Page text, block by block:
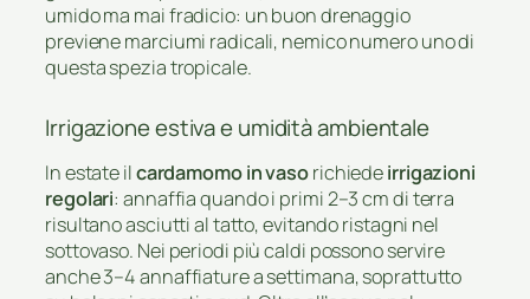
umido ma mai fradicio: un buon drenaggio
previene marciumi radicali, nemico numero uno di
questa spezia tropicale.
Irrigazione estiva e umidità ambientale
In estate ilcardamomo in vasorichiedeirrigazioni
regolari: annaffia quando i primi 2–3 cm di terra
risultano asciutti al tatto, evitando ristagni nel
sottovaso. Nei periodi più caldi possono servire
anche 3–4 annaffiature a settimana, soprattutto